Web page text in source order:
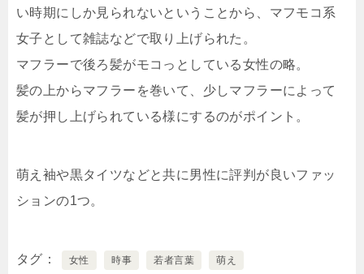
い時期にしか見られないということから、マフモコ系
女子として雑誌などで取り上げられた。
マフラーで後ろ髪がモコっとしている女性の略。
髪の上からマフラーを巻いて、少しマフラーによって
髪が押し上げられている様にするのがポイント。
萌え袖や黒タイツなどと共に男性に評判が良いファッ
ションの1つ。
タグ 女性 時事 若者言葉 萌え